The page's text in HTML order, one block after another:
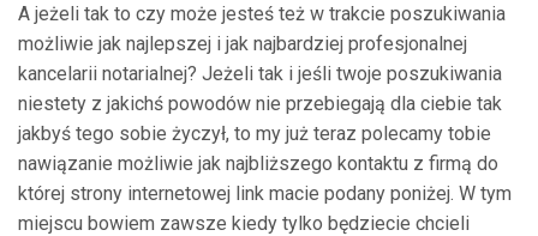
A jeżeli tak to czy może jesteś też w trakcie poszukiwania
możliwie jak najlepszej i jak najbardziej profesjonalnej
kancelarii notarialnej? Jeżeli tak i jeśli twoje poszukiwania
niestety z jakichś powodów nie przebiegają dla ciebie tak
jakbyś tego sobie życzył, to my już teraz polecamy tobie
nawiązanie możliwie jak najbliższego kontaktu z firmą do
której strony internetowej link macie podany poniżej. W tym
miejscu bowiem zawsze kiedy tylko będziecie chcieli